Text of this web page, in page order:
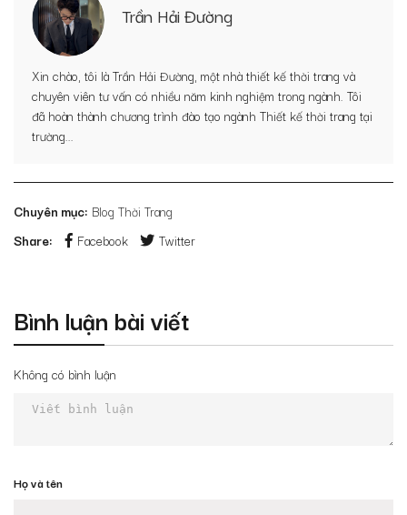
Trần Hải Đường
Xin chào, tôi là Trần Hải Đường, một nhà thiết kế thời trang và
chuyên viên tư vấn có nhiều năm kinh nghiệm trong ngành. Tôi
đã hoàn thành chương trình đào tạo ngành Thiết kế thời trang tại
trường...
Chuyên mục: Blog Thời Trang
Share:
Facebook Twitter
Bình luận bài viết
Không có bình luận
Họ và tên